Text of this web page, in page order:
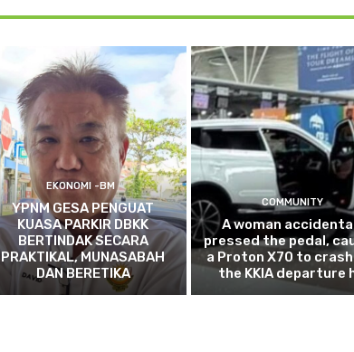
EKONOMI -BM
YPNM GESA PENGUAT
KUASA PARKIR DBKK
BERTINDAK SECARA
PRAKTIKAL, MUNASABAH
DAN BERETIKA
COMMUNITY
A woman
pressed the pedal,
a Proton X70 to
the KKIA departure